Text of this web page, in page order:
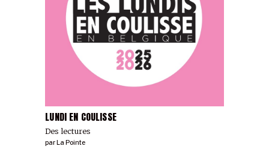
LUNDI EN COULISSE
Des lectures
parLa Pointe